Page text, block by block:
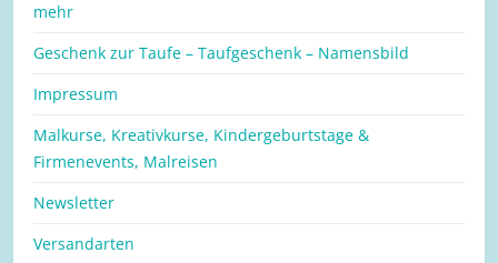
mehr
Geschenk zur Taufe – Taufgeschenk – Namensbild
Impressum
Malkurse, Kreativkurse, Kindergeburtstage &
Firmenevents, Malreisen
Newsletter
Versandarten